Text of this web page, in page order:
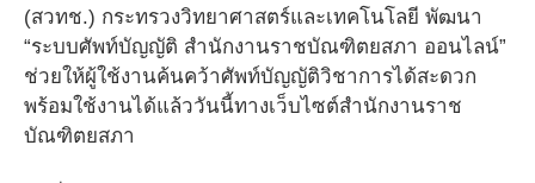
(สวทช.) กระทรวงวิทยาศาสตร์และเทคโนโลยี พัฒนา
“ระบบศัพท์บัญญัติ สำนักงานราชบัณฑิตยสภา ออนไลน์”
ช่วยให้ผู้ใช้งานค้นคว้าศัพท์บัญญัติวิชาการได้สะดวก
พร้อมใช้งานได้แล้ววันนี้ทางเว็บไซต์สำนักงานราช
บัณฑิตยสภา